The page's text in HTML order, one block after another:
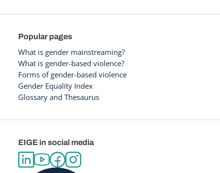
Popular pages
What is gender mainstreaming?
What is gender-based violence?
Forms of gender-based violence
Gender Equality Index
Glossary and Thesaurus
EIGE in social media